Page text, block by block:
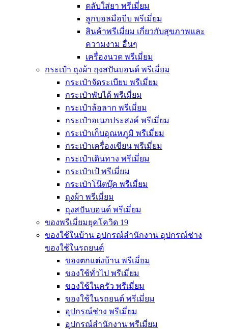
ตลับใส่ยา พรีเมี่ยม
ลูกบอลมือบีบ พรีเมี่ยม
สินค้าพรีเมี่ยม เกี่ยวกับสุขภาพและ
ความงาม อื่นๆ
เครื่องนวด พรีเมี่ยม
กระเป๋า ถุงผ้า ถุงสปันบอนด์ พรีเมี่ยม
กระเป๋าจัดระเบียบ พรีเมี่ยม
กระเป๋าพับได้ พรีเมี่ยม
กระเป๋าล้อลาก พรีเมี่ยม
กระเป๋าอเนกประสงค์ พรีเมี่ยม
กระเป๋าเก็บอุณหภูมิ พรีเมี่ยม
กระเป๋าเครื่องเขียน พรีเมี่ยม
กระเป๋าเดินทาง พรีเมี่ยม
กระเป๋าเป้ พรีเมี่ยม
กระเป๋าโน๊ตบุ๊ค พรีเมี่ยม
ถุงผ้า พรีเมี่ยม
ถุงสปันบอนด์ พรีเมี่ยม
ของพรีเมี่ยมยุคโควิด 19
ของใช้ในบ้าน อุปกรณ์สำนักงาน อุปกรณ์ช่าง
ของใช้ในรถยนต์
ของตกแต่งบ้าน พรีเมี่ยม
ของใช้ทั่วไป พรีเมี่ยม
ของใช้ในครัว พรีเมี่ยม
ของใช้ในรถยนต์ พรีเมี่ยม
อุปกรณ์ช่าง พรีเมี่ยม
อุปกรณ์สำนักงาน พรีเมี่ยม